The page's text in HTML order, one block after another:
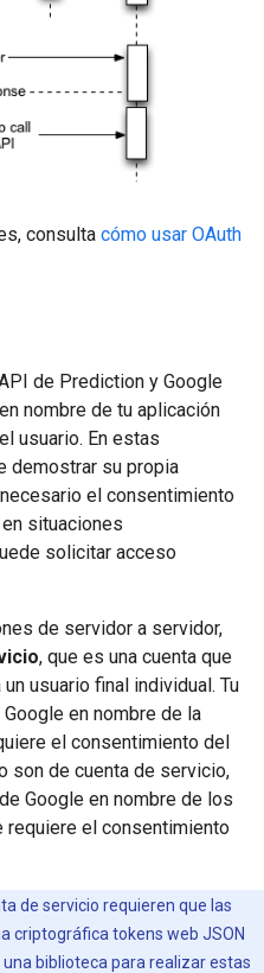
consulta cómo usar OAuth
de Prediction y Google
nombre de tu aplicación
usuario. En estas
demostrar su propia
el consentimiento
situaciones
solicitar acceso
de servidor a servidor,
, que es una cuenta que
usuario final individual. Tu
en nombre de la
el consentimiento del
son de cuenta de servicio,
Google en nombre de los
requiere el consentimiento
de servicio requieren que las
criptográfica tokens web JSON
biblioteca para realizar estas